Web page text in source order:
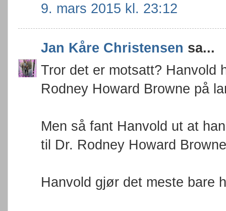
9. mars 2015 kl. 23:12
Jan Kåre Christensen sa...
Tror det er motsatt? Hanvold
Rodney Howard Browne på
Men så fant Hanvold ut at
til Dr. Rodney Howard
Hanvold gjør det meste bare